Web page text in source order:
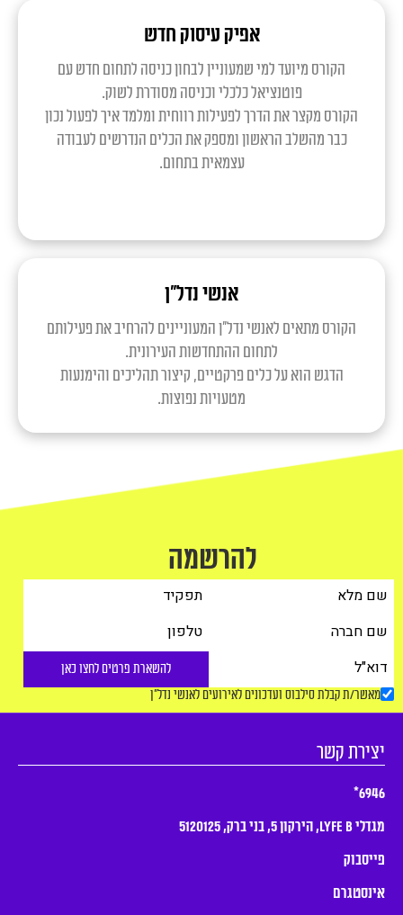
אפיק עיסוק חדש
הקורס מיועד למי שמעוניין לבחון כניסה לתחום חדש עם
פוטנציאל כלכלי וכניסה מסודרת לשוק.
הקורס מקצר את הדרך לפעילות רווחית ומלמד איך לפעול נכון
כבר מהשלב הראשון ומספק את הכלים הנדרשים לעבודה
עצמאית בתחום.
אנשי נדל"ן
הקורס מתאים לאנשי נדל"ן המעוניינים להרחיב את פעילותם
לתחום ההתחדשות העירונית.
הדגש הוא על כלים פרקטיים, קיצור תהליכים והימנעות
מטעויות נפוצות.
להרשמה
להשארת פרטים לחצו כאן
מאשר/ת קבלת סילבוס ועדכונים לאירועים לאנשי נדל"ן
יצירת קשר
6946*
מגדלי LYFE B, הירקון 5, בני ברק, 5120125
פייסבוק
אינסטגרם